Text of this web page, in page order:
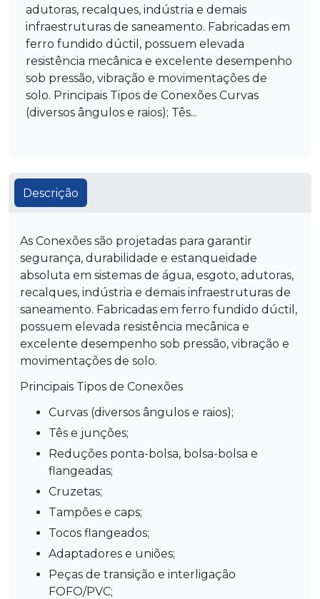
adutoras, recalques, indústria e demais
infraestruturas de saneamento. Fabricadas em
ferro fundido dúctil, possuem elevada
resistência mecânica e excelente desempenho
sob pressão, vibração e movimentações de
solo. Principais Tipos de Conexões Curvas
(diversos ângulos e raios); Tês...
Descrição
As Conexões são projetadas para garantir
segurança, durabilidade e estanqueidade
absoluta em sistemas de água, esgoto, adutoras,
recalques, indústria e demais infraestruturas de
saneamento. Fabricadas em ferro fundido dúctil,
possuem elevada resistência mecânica e
excelente desempenho sob pressão, vibração e
movimentações de solo.
Principais Tipos de Conexões
Curvas (diversos ângulos e raios);
Tês e junções;
Reduções ponta-bolsa, bolsa-bolsa e
flangeadas;
Cruzetas;
Tampões e caps;
Tocos flangeados;
Adaptadores e uniões;
Peças de transição e interligação
FOFO/PVC;